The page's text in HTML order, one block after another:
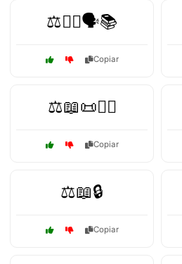
⚖️👩‍⚖️🗣️📚
Copiar
⚖️📖📜👨‍⚖️
Copiar
⚖️📖🔒
Copiar